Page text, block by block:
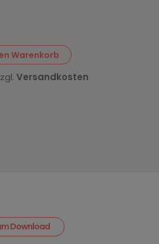
Warenkorb
Versandkosten
Download